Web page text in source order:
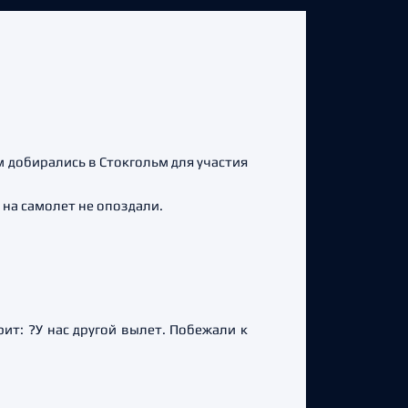
в Стокгольм для участия
самолет не опоздали.
?У нас другой вылет. Побежали к